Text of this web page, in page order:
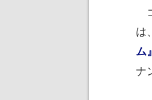
は
ム』
ナ